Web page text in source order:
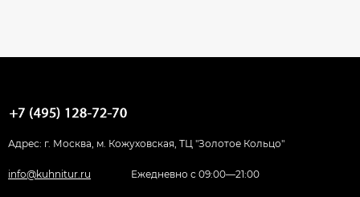
Адрес: г. Москва, м. Кожуховская, ТЦ "Золотое Кольцо"
info@kuhnitur.ru Ежедневно с 09:00—21:00